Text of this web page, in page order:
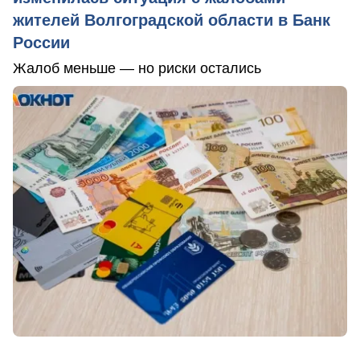
жителей Волгоградской области в Банк
России
Жалоб меньше — но риски остались